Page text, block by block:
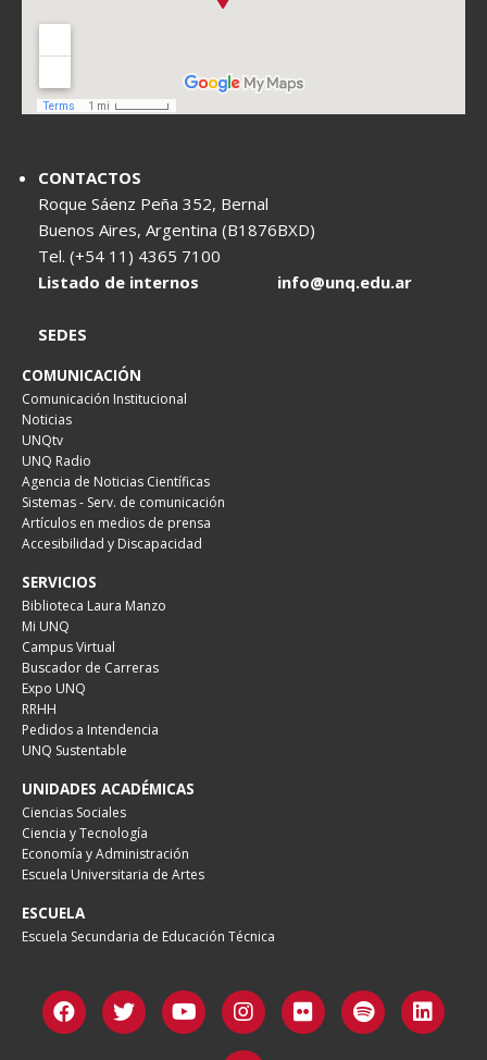
CONTACTOS
Roque Sáenz Peña 352, Bernal
Buenos Aires, Argentina (B1876BXD)
Tel. (+54 11) 4365 7100
Listado de internos
info@unq.edu.ar
SEDES
COMUNICACIÓN
Comunicación Institucional
Noticias
UNQtv
UNQ Radio
Agencia de Noticias Científicas
Sistemas - Serv. de comunicación
Artículos en medios de prensa
Accesibilidad y Discapacidad
SERVICIOS
Biblioteca Laura Manzo
Mi UNQ
Campus Virtual
Buscador de Carreras
Expo UNQ
RRHH
Pedidos a Intendencia
UNQ Sustentable
UNIDADES ACADÉMICAS
Ciencias Sociales
Ciencia y Tecnología
Economía y Administración
Escuela Universitaria de Artes
ESCUELA
Escuela Secundaria de Educación Técnica